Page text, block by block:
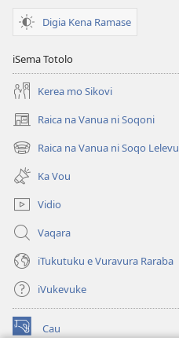
Digia Kena Ramase
iSema Totolo
Kerea mo Sikovi
Raica na Vanua ni Soqoni
(opens
new
window)
Raica na Vanua ni Soqo Lelevu
(opens
new
window)
Ka Vou
Vidio
Vaqara
iTukutuku e Vuravura Raraba
iVukevuke
Cau
(opens